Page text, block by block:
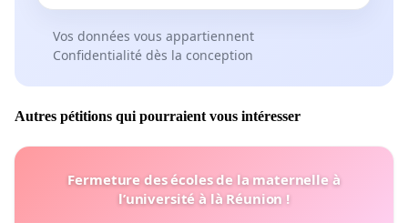
Vos données vous appartiennent
Confidentialité dès la conception
Autres pétitions qui pourraient vous intéresser
Fermeture des écoles de la maternelle à
l’université à là Réunion !